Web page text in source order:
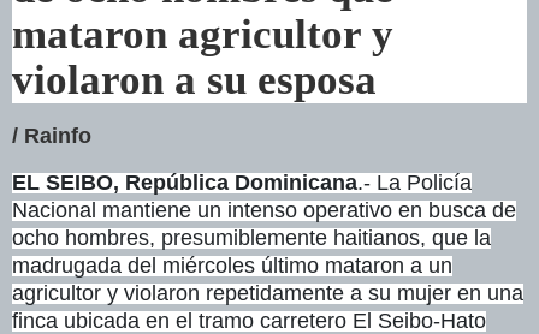
mataron agricultor y
violaron a su esposa
/ Rainfo
EL SEIBO, República Dominicana.- La Policía
Nacional mantiene un intenso operativo en busca de
ocho hombres, presumiblemente haitianos, que la
madrugada del miércoles último mataron a un
agricultor y violaron repetidamente a su mujer en una
finca ubicada en el tramo carretero El Seibo-Hato